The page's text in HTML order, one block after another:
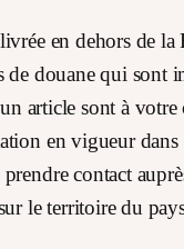
en dehors de
douane qui sont
article sont à
en vigueur
contact
le territoire du